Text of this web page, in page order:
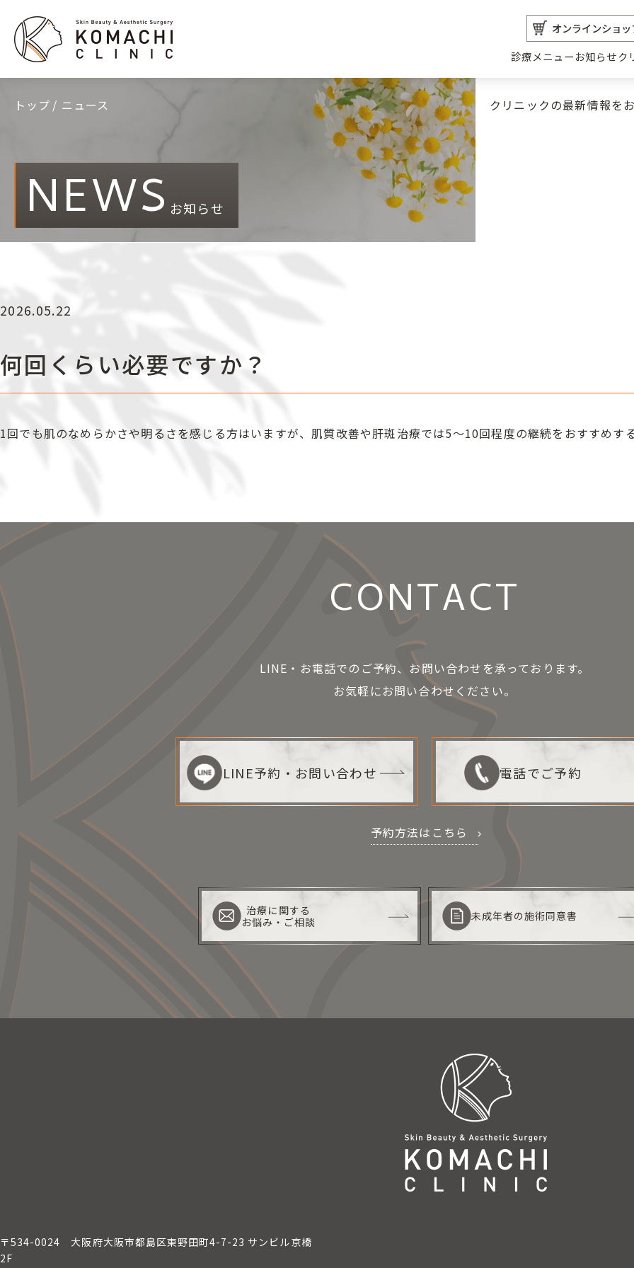
オンラインショッ
診療メニューお知らせク
トップ ニュース
NEWS お知らせ
クリニックの最新情報を
2026.05.22
何回くらい必要ですか？
1回でも肌のなめらかさや明るさを感じる方はいますが、肌質改善や肝斑治療では5〜10回程度の継続をおすすめす
CONTACT
LINE・お電話でのご予約、お問い合わせを承っております。
お気軽にお問い合わせください。
LINE予約・お問い合わせ 電話でご予約
予約方法はこちら
治療に関する
お悩み・ご相談
未成年者の施術同意書
〒534-0024大阪府大阪市都島区東野田町4-7-23 サンビル京橋
2F